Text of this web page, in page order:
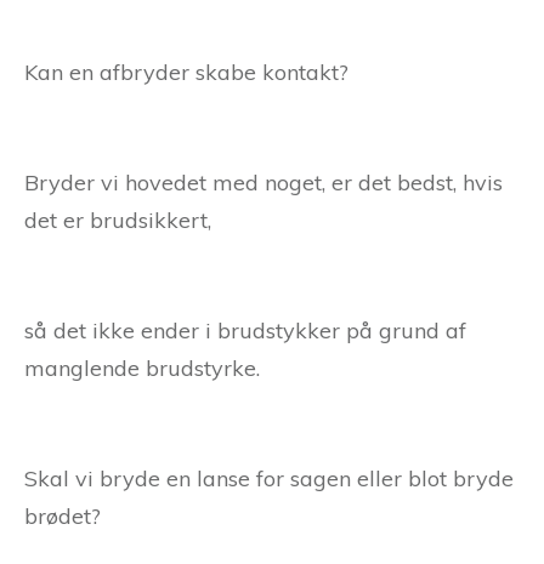
Kan en afbryder skabe kontakt?
Bryder vi hovedet med noget, er det bedst, hvis
det er brudsikkert,
så det ikke ender i brudstykker på grund af
manglende brudstyrke.
Skal vi bryde en lanse for sagen eller blot bryde
brødet?